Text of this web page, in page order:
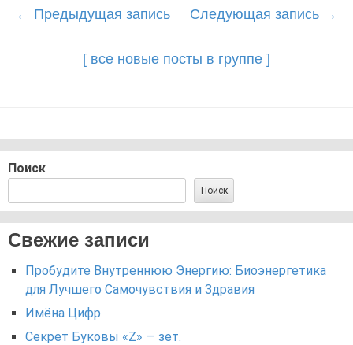
Post
← Предыдущая запись Следующая запись →
[ все новые посты в группе ]
Поиск
Поиск
Свежие записи
Пробудите Внутреннюю Энергию: Биоэнергетика
для Лучшего Самочувствия и Здравия
Имёна Цифр
Секрет Буковы «Z» — зет.